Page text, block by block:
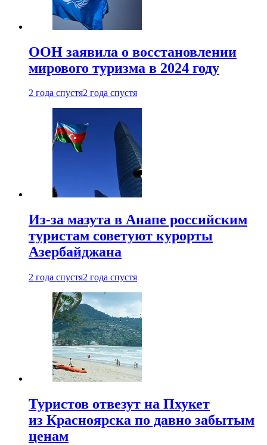
ООН заявила о восстановлении
мирового туризма в 2024 году
2 года спустя2 года спустя
Из-за мазута в Анапе российским
туристам советуют курорты
Азербайджана
2 года спустя2 года спустя
Туристов отвезут на Пхукет
из Красноярска по давно забытым
ценам